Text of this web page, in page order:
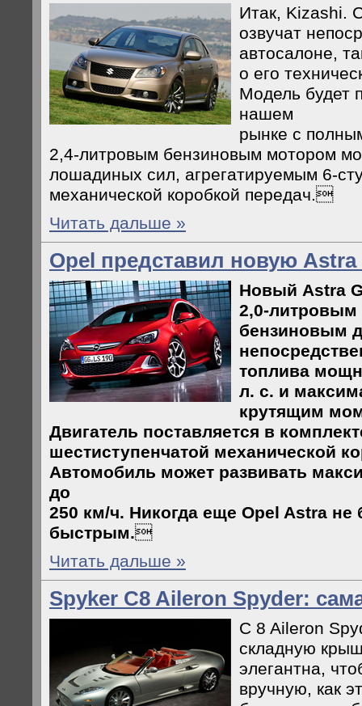
Итак, Kizashi.
озвучат
автосалоне,
о его
Модель будет
нашем
рынке с
2,4-литровым бензиновым мотором
лошадиных сил, агрегатируемым 6-
механической коробкой передач.
Читать дальше »
Opel представил новую Astra
Новый Astra
2,0-
бензиновым
топлива
л. с. и
крутящим
Двигатель поставляется в
шестиступенчатой механической
Автомобиль может развивать
до
250 км/ч. Никогда еще Opel Astra не
быстрым.
Читать дальше »
Spyker C8 Aileron Spyder:
C 8 Aileron
складную
элегантна,
вручную, как